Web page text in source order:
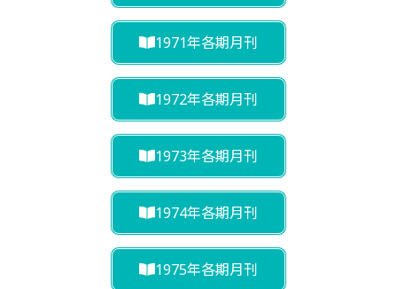
1971年各期月刊
1972年各期月刊
1973年各期月刊
1974年各期月刊
1975年各期月刊